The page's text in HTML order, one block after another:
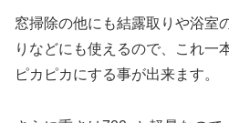
窓掃除の他にも結露取りや浴室
り などにも使えるので、これ一
ピカピカにする事が出来ます。